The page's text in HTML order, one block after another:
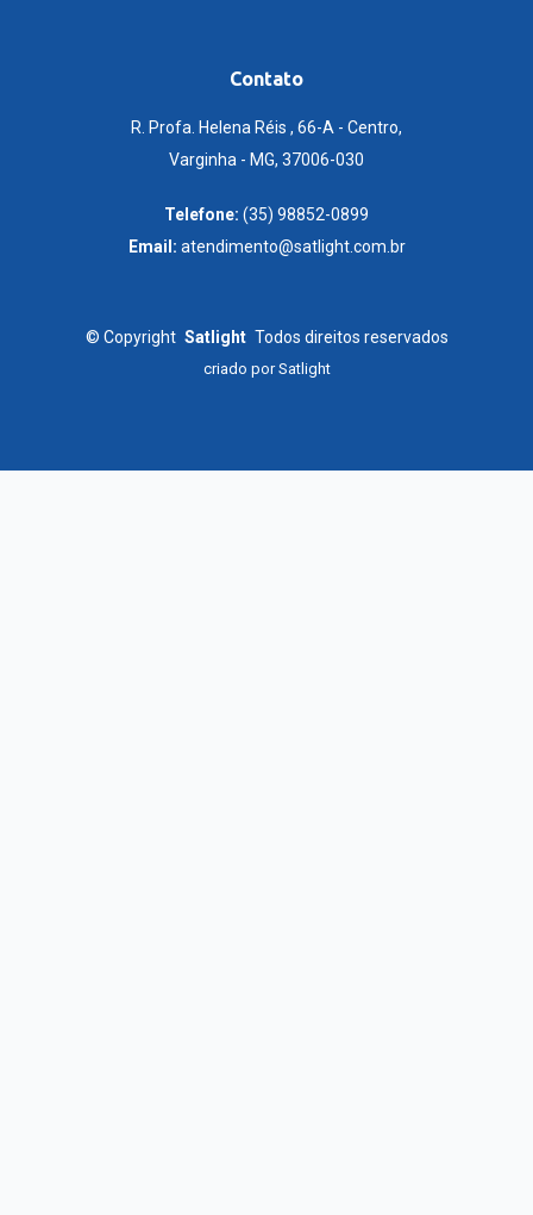
Contato
R. Profa. Helena Réis , 66-A - Centro,
Varginha - MG, 37006-030
Telefone: (35) 98852-0899
Email: atendimento@satlight.com.br
© Copyright Satlight Todos direitos reservados
criado porSatlight